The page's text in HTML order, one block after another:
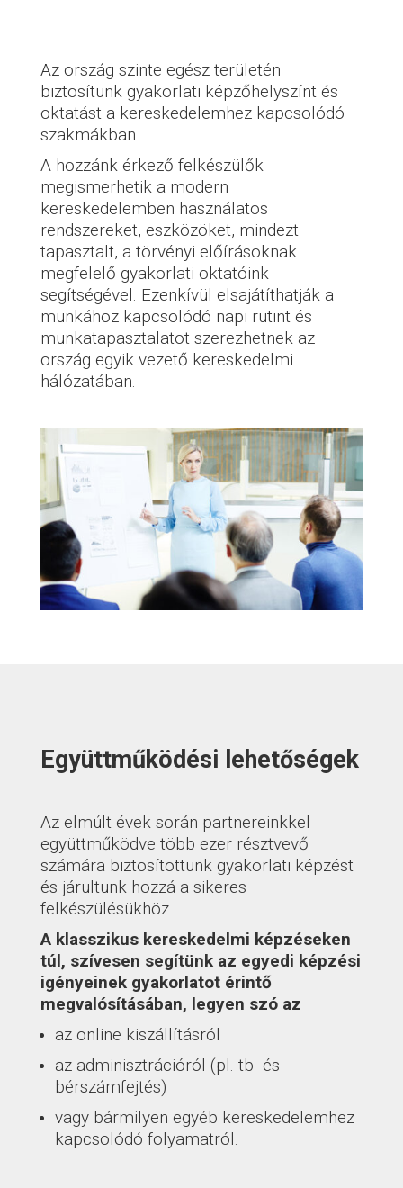
Az ország szinte egész területén
biztosítunk gyakorlati képzőhelyszínt és
oktatást a kereskedelemhez kapcsolódó
szakmákban.
A hozzánk érkező felkészülők
megismerhetik a modern
kereskedelemben használatos
rendszereket, eszközöket, mindezt
tapasztalt, a törvényi előírásoknak
megfelelő gyakorlati oktatóink
segítségével. Ezenkívül elsajátíthatják a
munkához kapcsolódó napi rutint és
munkatapasztalatot szerezhetnek az
ország egyik vezető kereskedelmi
hálózatában.
Együttműködési lehetőségek
Az elmúlt évek során partnereinkkel
együttműködve több ezer résztvevő
számára biztosítottunk gyakorlati képzést
és járultunk hozzá a sikeres
felkészülésükhöz.
A klasszikus kereskedelmi képzéseken
túl, szívesen segítünk az egyedi képzési
igényeinek gyakorlatot érintő
megvalósításában, legyen szó az
az online kiszállításról
az adminisztrációról (pl. tb- és
bérszámfejtés)
vagy bármilyen egyéb kereskedelemhez
kapcsolódó folyamatról.